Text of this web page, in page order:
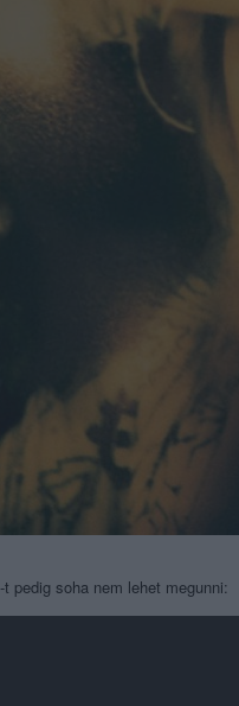
-t pedig soha nem lehet megunni: